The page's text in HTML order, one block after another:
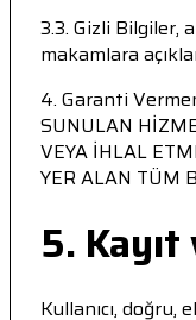
3.3. Gizli
makamlara
4. Garanti
SUNULAN
VEYA İHLAL
YER ALAN TÜM
5.
Kullanıcı,